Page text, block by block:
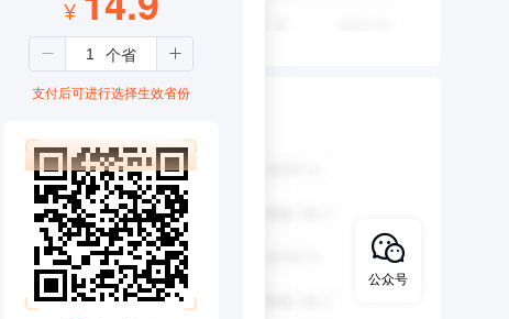
¥
支付后可进行选择生效省份
公众号